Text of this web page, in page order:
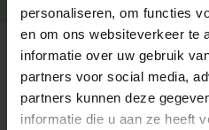
personaliseren, om functies
en om ons websiteverkeer te
informatie over uw gebruik
partners voor social media,
partners kunnen deze
informatie die u aan ze heeft
Leren door te doen
Met deze set oefenen
veters moeten strikken. De
plezier zorgt ervoor dat ze
foam schoen is licht en